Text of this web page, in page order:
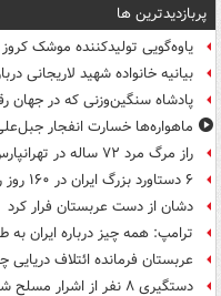
پربازدیدترین ها
یاوه‌گویی تولیدکننده موشک کروز
بیانیه خانواده شهید لاریجانی
پادشاه سنگین‌وزنی که در جهان
ماهواره‌ها خسارت انفجار
راز مرگ مرد ۷۲ ساله در تهرانپارس فاش شد
۶ دستاورد بزرگ ایران در ۱۶۰ روز رهبری رهبر انقلاب
دشان از دست عربستان فرار کرد
ترامپ: همه چیز درباره ایران
عربستان فرمانده ائتلاف
دستگیری ۸ نفر از اشرار مسلح شاخص و مرتبطین گروهک های تروریستی